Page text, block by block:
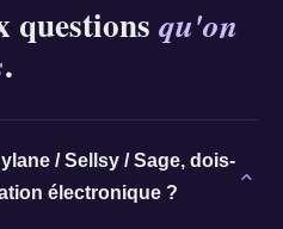
questions qu'on
.
/ Sellsy / Sage, dois-
électronique ?